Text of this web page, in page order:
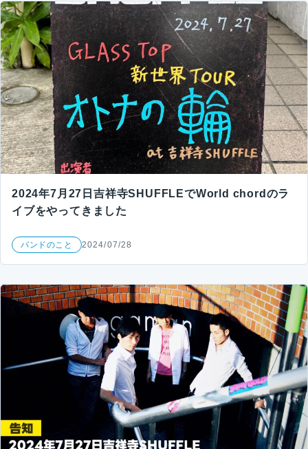
2024年7月27日吉祥寺SHUFFLEでWorld chordのラ
イブをやってきました
バンドのこと 2024/07/28